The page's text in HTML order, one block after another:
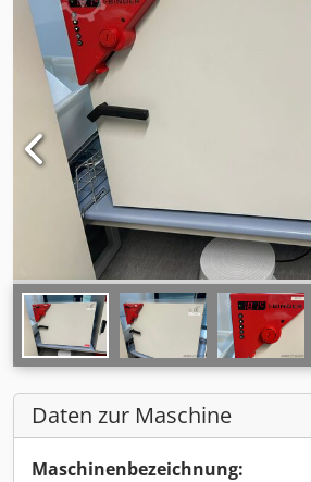
Daten zur Maschine
Maschinenbezeichnung: